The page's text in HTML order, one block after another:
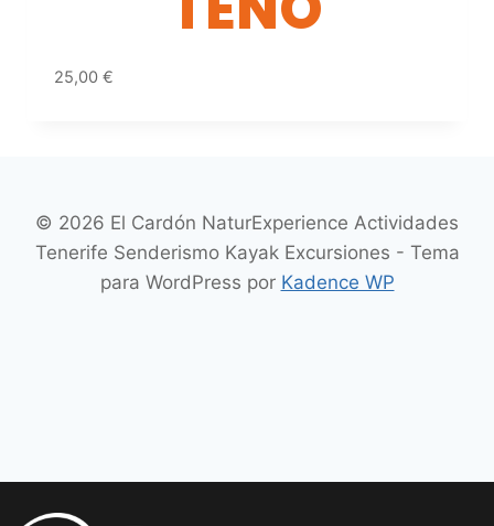
25,00 €
© 2026 El Cardón NaturExperience Actividades
Tenerife Senderismo Kayak Excursiones - Tema
para WordPress por Kadence WP